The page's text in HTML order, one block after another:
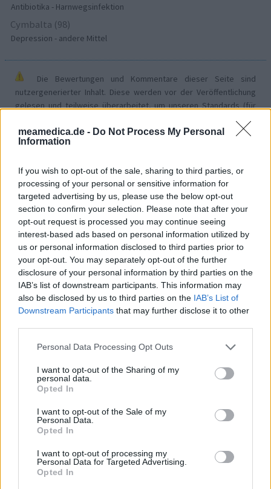
meamedica.de - Do Not Process My Personal
Information
If you wish to opt-out of the sale, sharing to third parties, or
processing of your personal or sensitive information for
targeted advertising by us, please use the below opt-out
section to confirm your selection. Please note that after your
opt-out request is processed you may continue seeing
interest-based ads based on personal information utilized by
us or personal information disclosed to third parties prior to
your opt-out. You may separately opt-out of the further
disclosure of your personal information by third parties on the
IAB’s list of downstream participants. This information may
also be disclosed by us to third parties on the IAB’s List of
Downstream Participants that may further disclose it to other
Personal Data Processing Opt Outs
I want to opt-out of the Sharing of my
personal data.
Opted In
I want to opt-out of the Sale of my
Personal Data.
Opted In
I want to opt-out of processing my
Personal Data for Targeted Advertising.
Opted In
Antibiotika - Harnwegsinfektion
Cymbalta (98)
Depression - andere Mittel
Die Bewertungen und Kommentare dieser Seite sind
nutzergenerierter Inhalt. Diese werden vor der Veröffentlichung
gelesen und teilweise überarbeitet, um unseren Standards (für
setzen von unseren Benutzern keine nachgewiesenen
medizinischen Kenntnisse voraus um ihre Meinungen
Meinungen und Erfahrungen nur die Ansichten der jeweiligen
Autoren wieder und nicht jene des Eigentümers dieser Website.
Bitte beachten Sie, dass eine Erfahrung von Person zu Person
unterschiedlich sein kann und dass Sie sich immer an Ihren Arzt
oder Apotheker wenden sollten, um medizinischen Rat zu
Medikamenten zu erhalten.